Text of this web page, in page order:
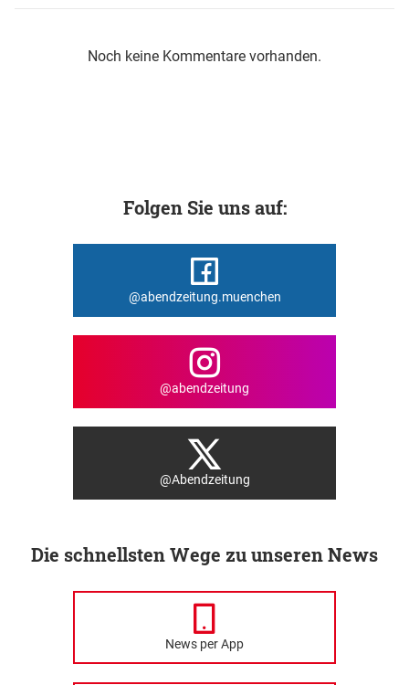
Noch keine Kommentare vorhanden.
Folgen Sie uns auf:
@abendzeitung.muenchen
@abendzeitung
@Abendzeitung
Die schnellsten Wege zu unseren News
News per App